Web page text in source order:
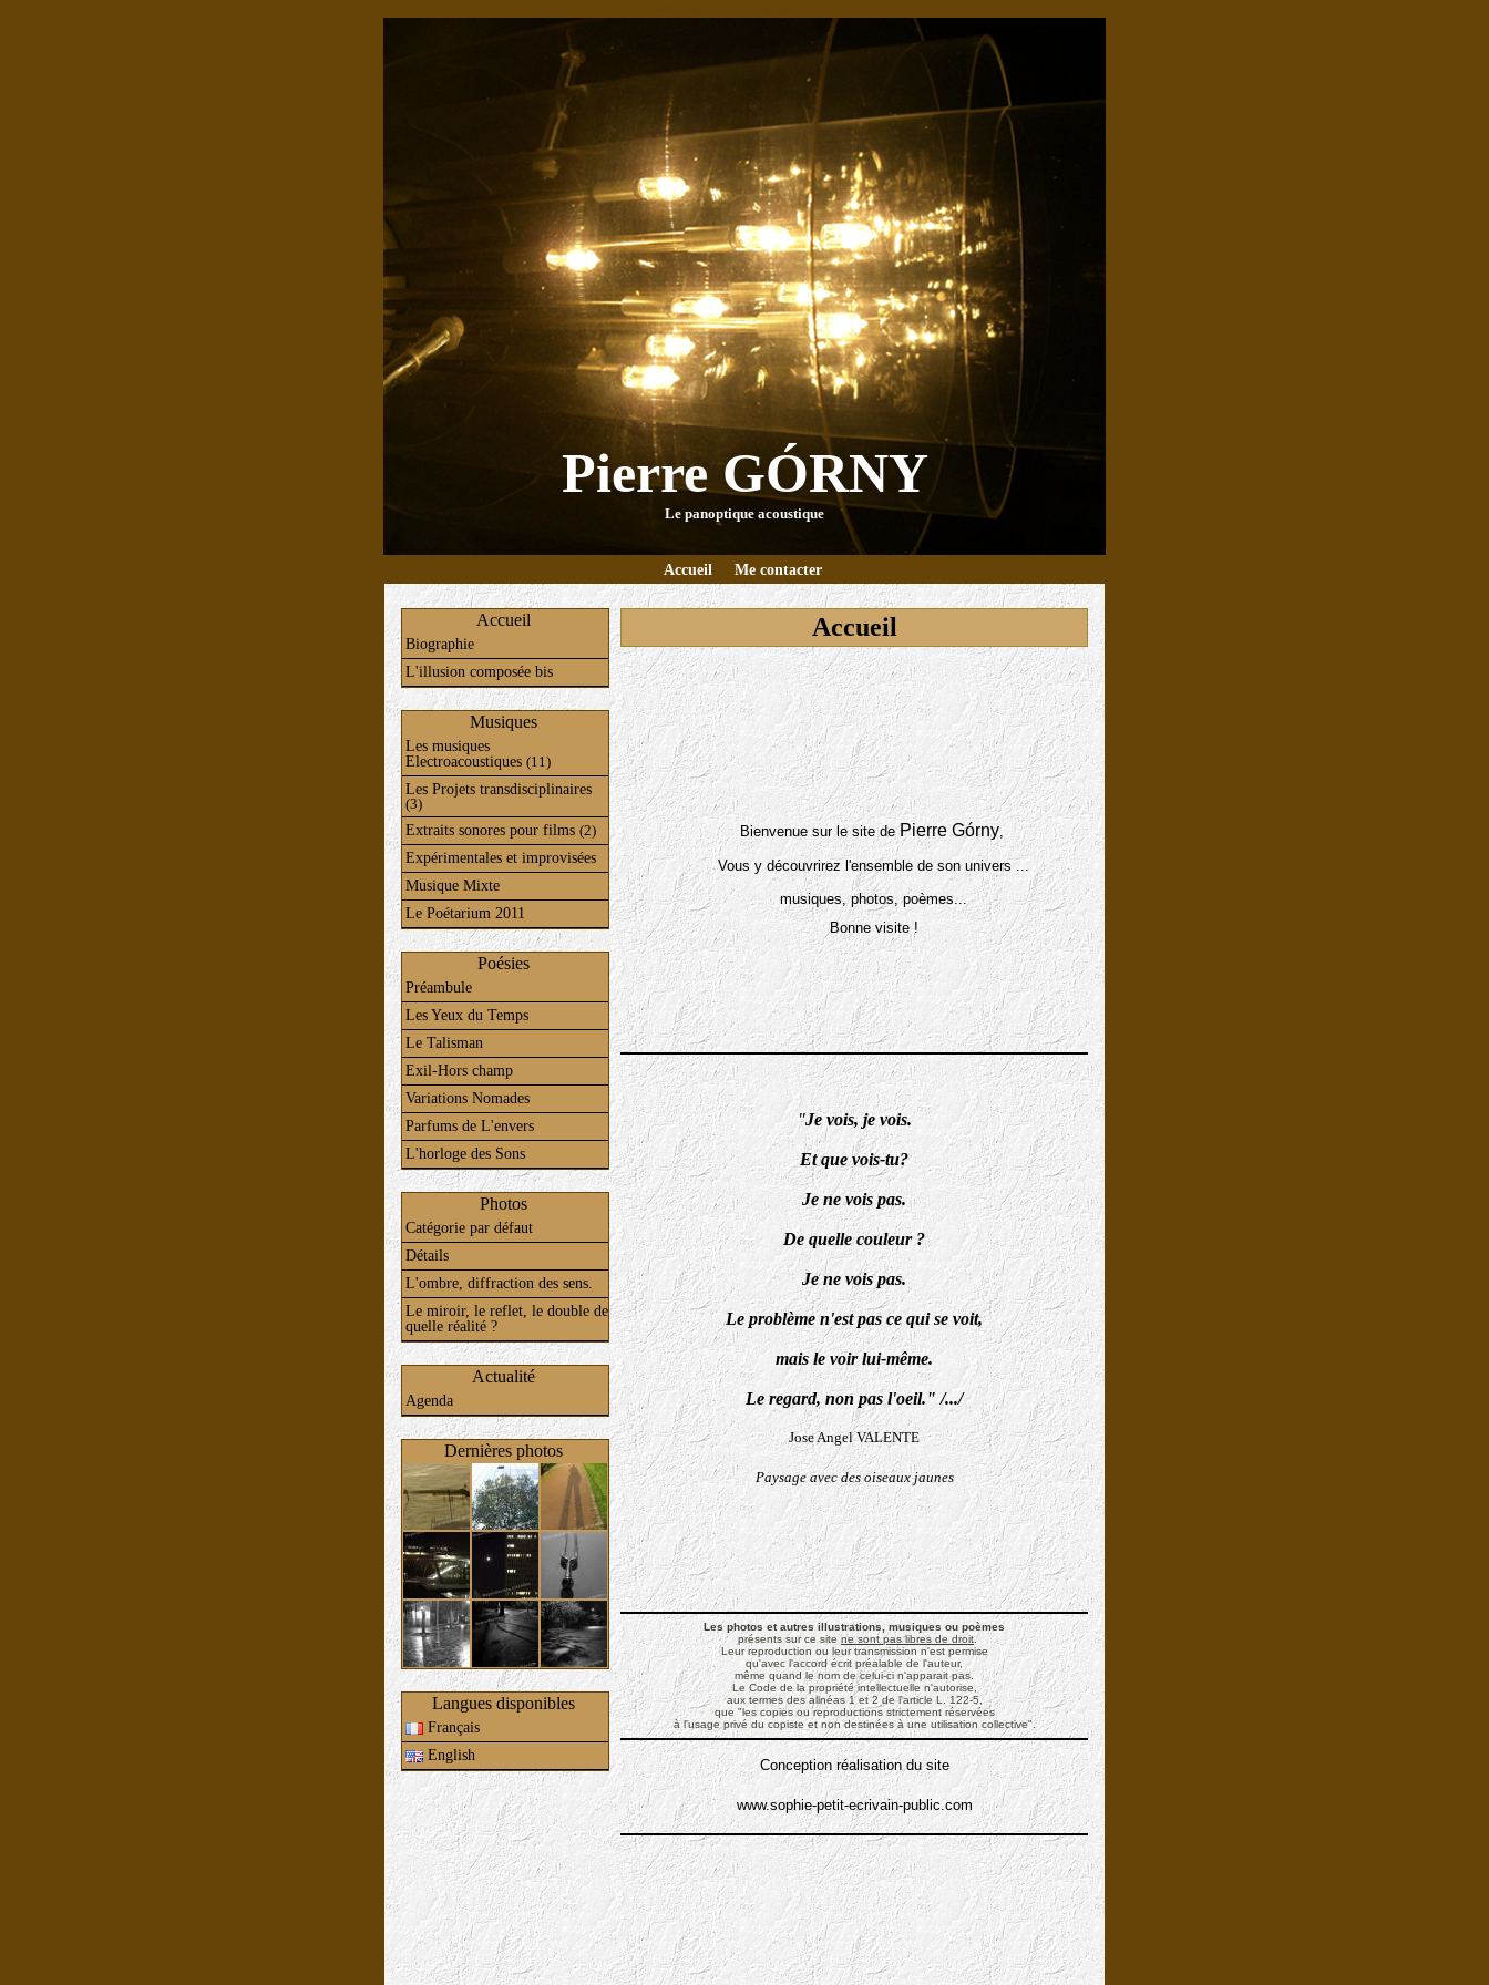
Pierre GÓRNY
Le panoptique acoustique
Accueil Me contacter
Accueil
Biographie
L'illusion composée bis
Musiques
Les musiques
Electroacoustiques (11)
Les Projets transdisciplinaires
(3)
Extraits sonores pour films (2)
Expérimentales et improvisées
Musique Mixte
Le Poétarium 2011
Poésies
Préambule
Les Yeux du Temps
Le Talisman
Exil-Hors champ
Variations Nomades
Parfums de L'envers
L'horloge des Sons
Photos
Catégorie par défaut
Détails
L'ombre, diffraction des sens.
Le miroir, le reflet, le double de
quelle réalité ?
Actualité
Agenda
Dernières photos
Langues disponibles
Français
English
Accueil
Bienvenue sur le site dePierre Górny,
Vous y découvrirez l'ensemble de son univers ...
musiques, photos, poèmes...
Bonne visite !
"Je vois, je vois.
Et que vois-tu?
Je ne vois pas.
De quelle couleur ?
Je ne vois pas.
Le problème n'est pas ce qui se voit,
mais le voir lui-même.
Le regard, non pas l'oeil." /.../
Jose Angel VALENTE
Paysage avec des oiseaux jaunes
Les photos et autres illustrations, musiques ou poèmes
présents sur ce sitene sont pas libres de droit.
Leur reproduction ou leur transmission n'est permise
qu'avec l'accord écrit préalable de l'auteur,
même quand le nom de celui-ci n'apparait pas.
Le Code de la propriété intellectuelle n'autorise,
aux termes des alinéas 1 et 2 de l'article L. 122-5,
que "les copies ou reproductions strictement réservées
à l'usage privé du copiste et non destinées à une utilisation collective".
Conception réalisation du site
www.sophie-petit-ecrivain-public.com